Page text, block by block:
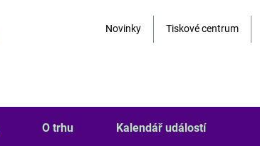
Novinky Tiskové centrum
O trhu Kalendář událostí